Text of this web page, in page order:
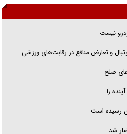
نیست
و تعارض منافع در رقابت‌های ورزشی
صلح
را
رسیده است
شد